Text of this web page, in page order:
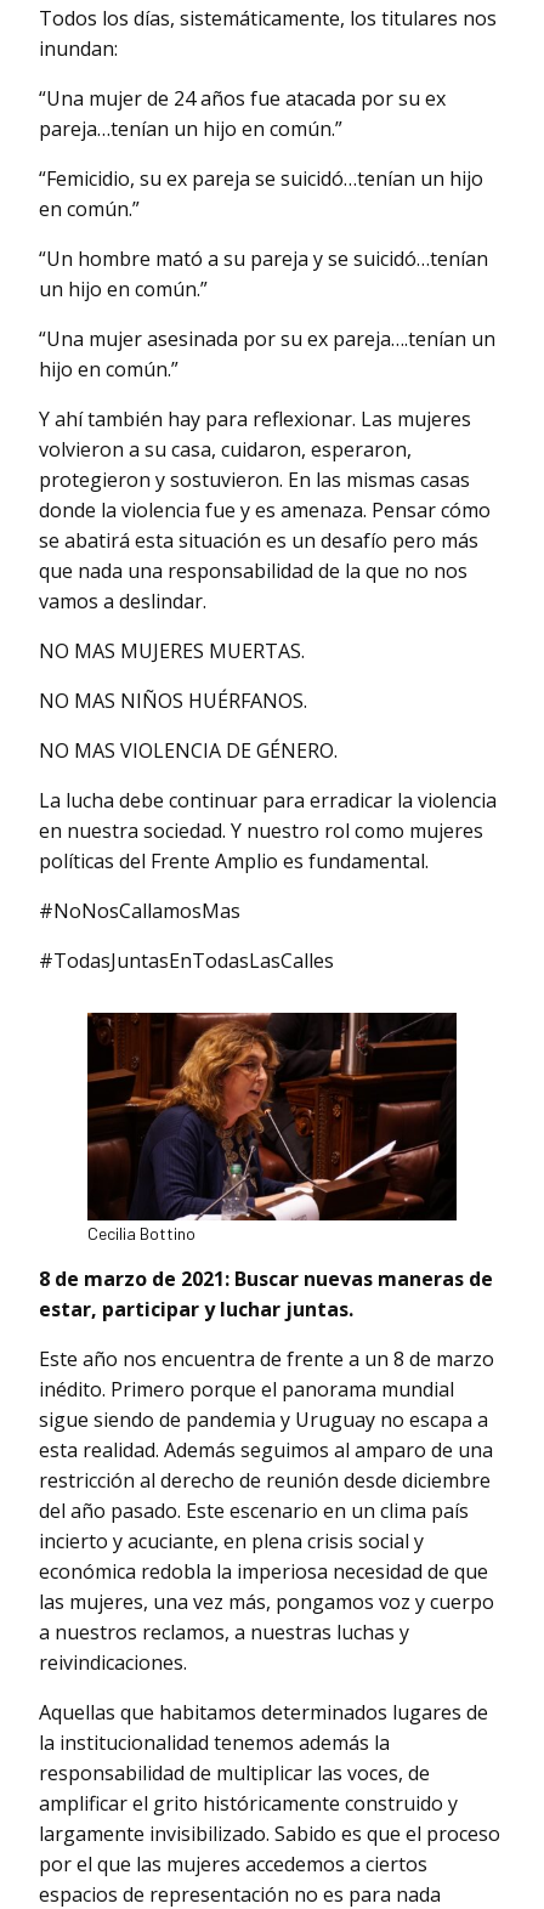
Todos los días, sistemáticamente, los titulares nos
inundan:
“Una mujer de 24 años fue atacada por su ex
pareja…tenían un hijo en común.”
“Femicidio, su ex pareja se suicidó…tenían un hijo
en común.”
“Un hombre mató a su pareja y se suicidó…tenían
un hijo en común.”
“Una mujer asesinada por su ex pareja….tenían un
hijo en común.”
Y ahí también hay para reflexionar. Las mujeres
volvieron a su casa, cuidaron, esperaron,
protegieron y sostuvieron. En las mismas casas
donde la violencia fue y es amenaza. Pensar cómo
se abatirá esta situación es un desafío pero más
que nada una responsabilidad de la que no nos
vamos a deslindar.
NO MAS MUJERES MUERTAS.
NO MAS NIÑOS HUÉRFANOS.
NO MAS VIOLENCIA DE GÉNERO.
La lucha debe continuar para erradicar la violencia
en nuestra sociedad. Y nuestro rol como mujeres
políticas del Frente Amplio es fundamental.
#NoNosCallamosMas
#TodasJuntasEnTodasLasCalles
Cecilia Bottino
8 de marzo de 2021: Buscar nuevas maneras de
estar, participar y luchar juntas.
Este año nos encuentra de frente a un 8 de marzo
inédito. Primero porque el panorama mundial
sigue siendo de pandemia y Uruguay no escapa a
esta realidad. Además seguimos al amparo de una
restricción al derecho de reunión desde diciembre
del año pasado. Este escenario en un clima país
incierto y acuciante, en plena crisis social y
económica redobla la imperiosa necesidad de que
las mujeres, una vez más, pongamos voz y cuerpo
a nuestros reclamos, a nuestras luchas y
reivindicaciones.
Aquellas que habitamos determinados lugares de
la institucionalidad tenemos además la
responsabilidad de multiplicar las voces, de
amplificar el grito históricamente construido y
largamente invisibilizado. Sabido es que el proceso
por el que las mujeres accedemos a ciertos
espacios de representación no es para nada